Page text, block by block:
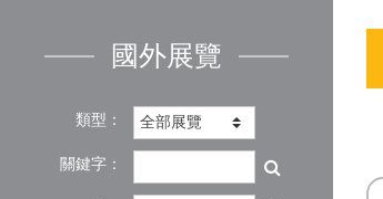
國外展覽
類型：
關鍵字：